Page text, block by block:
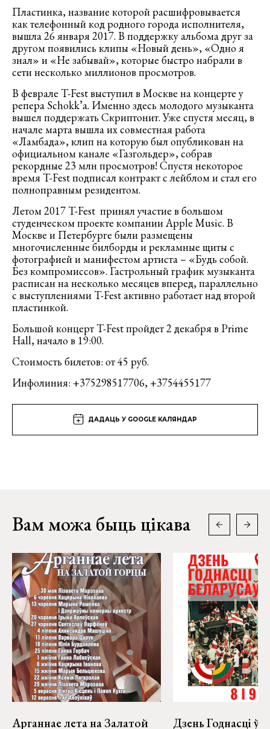
Пластинка, название которой расшифровывается
как телефонный код родного города исполнителя,
вышла 26 января 2017. В поддержку альбома друг за
другом появились клипы «Новый день», «Одно я
знал» и «Не забывай», которые быстро набрали в
сети несколько миллионов просмотров.
В феврале T-Fest выступил в Москве на концерте у
репера Schokk’а. Именно здесь молодого музыканта
вышел поддержать Скриптонит. Уже спустя месяц, в
начале марта вышла их совместная работа
«Ламбада», клип на которую был опубликован на
официальном канале «Газгольдер», собрав
рекордные 23 млн просмотров! Спустя некоторое
время T-Fest подписал контракт с лейблом и стал его
полноправным резидентом.
Летом 2017 T-Fest принял участие в большом
студенческом проекте компании Apple Music. В
Москве и Петербурге были размещены
многочисленные билборды и рекламные щиты с
фотографией и манифестом артиста – «Будь собой.
Без компромиссов». Гастрольный график музыканта
расписан на несколько месяцев вперед, параллельно
с выступлениями T-Fest активно работает над второй
пластинкой.
Большой концерт T-Fest пройдет 2 декабря в Prime
Hall, начало в 19:00.
Стоимость билетов: от 45 руб.
Инфолиния: +375298517706, +3754455177
ДАДАЦЬ У GOOGLE КАЛЯНДАР
Вам можа быць цікава
Арганнае лета на Залатой
Дзень Годнасці ў